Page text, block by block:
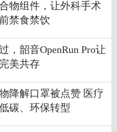
物组件，让外科手术
禁食禁饮
，韶音OpenRun Pro让
美共存
降解口罩被点赞 医疗
碳、环保转型